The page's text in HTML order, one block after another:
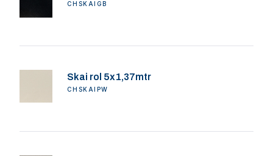
CHSKAIGB
Skai rol 5x1,37mtr
CHSKAIPW